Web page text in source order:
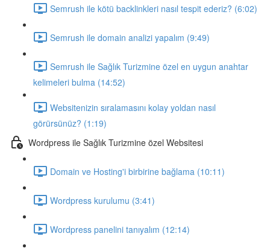
Semrush ile kötü backlinkleri nasıl tespit ederiz? (6:02)
Semrush ile domain analizi yapalım (9:49)
Semrush ile Sağlık Turizmine özel en uygun anahtar
kelimeleri bulma (14:52)
Websitenizin sıralamasını kolay yoldan nasıl
görürsünüz? (1:19)
Wordpress ile Sağlık Turizmine özel Websitesi
Domain ve Hosting'i birbirine bağlama (10:11)
Wordpress kurulumu (3:41)
Wordpress panelini tanıyalım (12:14)